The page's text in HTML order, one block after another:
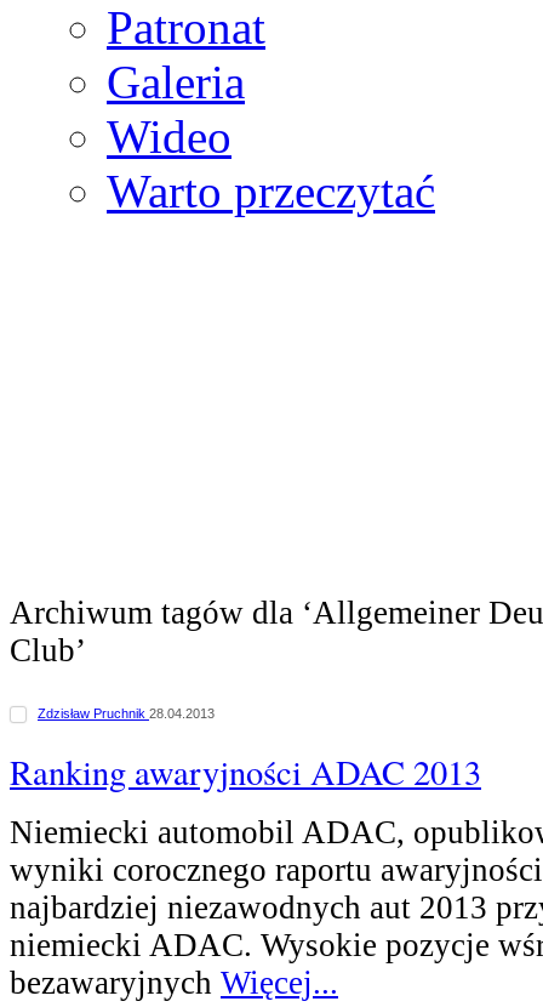
Patronat
Galeria
Wideo
Warto przeczytać
Archiwum tagów dla ‘Allgemeiner
Club’
Zdzisław Pruchnik 28.04.2013
Ranking awaryjności ADAC 2013
Niemiecki automobil ADAC,
wyniki corocznego raportu
najbardziej niezawodnych aut 2013
niemiecki ADAC. Wysokie pozycje
bezawaryjnych Więcej...